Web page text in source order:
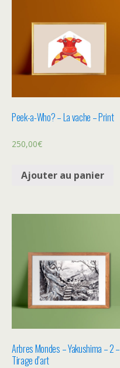
Peek-a-Who? – La vache – Print
250,00€
Ajouter au panier
Arbres Mondes – Yakushima – 2 –
Tirage d’art